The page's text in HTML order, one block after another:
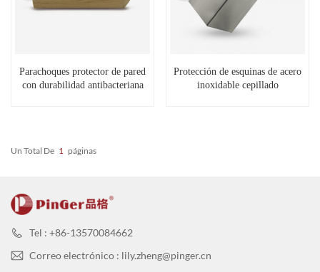
Parachoques protector de pared
con durabilidad antibacteriana
Protección de esquinas de acero
inoxidable cepillado
Un Total De 1 Páginas
Tel : +86-13570084662
Correo electrónico : lily.zheng@pinger.cn